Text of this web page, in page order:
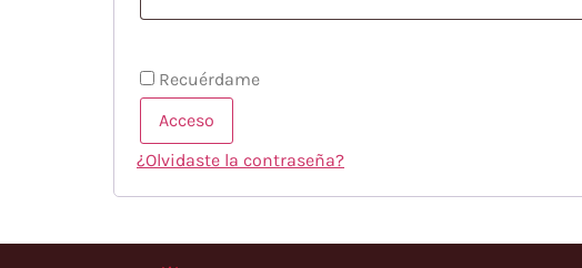
Recuérdame
Acceso
¿Olvidaste la contraseña?